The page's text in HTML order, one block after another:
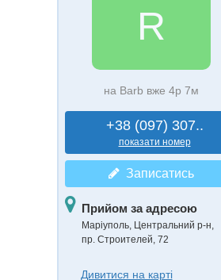
R
на Barb вже 4р 7м
+38 (097) 307..
показати номер
Записатись
Прийом за адресою
Маріуполь, Центральний р-н,
пр. Строителей, 72
Дивитися на карті